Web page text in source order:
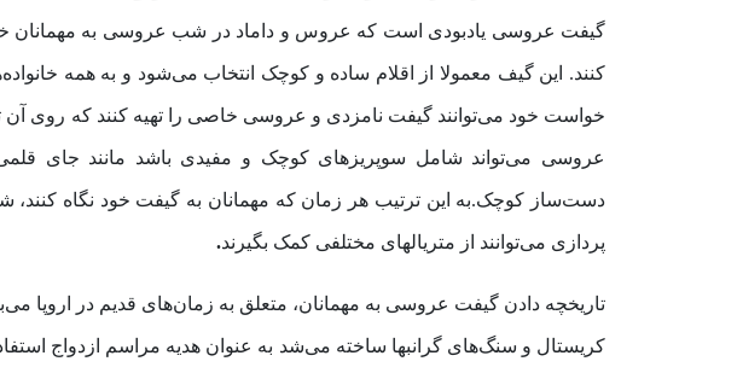
گیفت عروسی یادبودی است که عروس و داماد در شب عروسی به مهمانان
کنند. این گیف معمولا از اقلام ساده و کوچک انتخاب می‌شود و به همه
خواست خود می‌توانند گیفت نامزدی و عروسی خاصی را تهیه کنند که روی آن
عروسی می‌تواند شامل سوپریزهای کوچک و مفیدی باشد مانند جای
دست‌ساز کوچک.به این ترتیب هر زمان که مهمانان به گیفت خود نگاه کنند،
پردازی می‌توانند از متریالهای مختلفی کمک بگیرند.
تاریخچه دادن گیفت عروسی به مهمانان، متعلق به زمان‌های قدیم در اروپا
کریستال و سنگ‌های گرانبها ساخته می‌شد به عنوان هدیه مراسم ازدواج